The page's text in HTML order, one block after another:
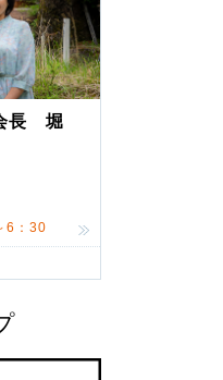
長 堀
岳 山
6：30